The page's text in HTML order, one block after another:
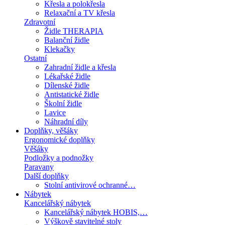
Křesla a polokřesla
Relaxační a TV křesla
Zdravotní
Židle THERAPIA
Balanční židle
Klekačky
Ostatní
Zahradní židle a křesla
Lékařské židle
Dílenské židle
Antistatické židle
Školní židle
Lavice
Náhradní díly
Doplňky, věšáky
Ergonomické doplňky
Věšáky
Podložky a podnožky
Paravany
Další doplňky
Stolní antivirové ochranné…
Nábytek
Kancelářský nábytek
Kancelářský nábytek HOBIS,…
Výškově stavitelné stoly